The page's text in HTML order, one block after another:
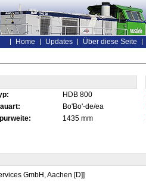
Home Updates Über diese Seite
HDB 800
Bo'Bo'-de/ea
1435 mm
GmbH, Aachen [D]]